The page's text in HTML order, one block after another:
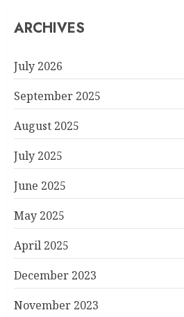
ARCHIVES
July 2026
September 2025
August 2025
July 2025
June 2025
May 2025
April 2025
December 2023
November 2023